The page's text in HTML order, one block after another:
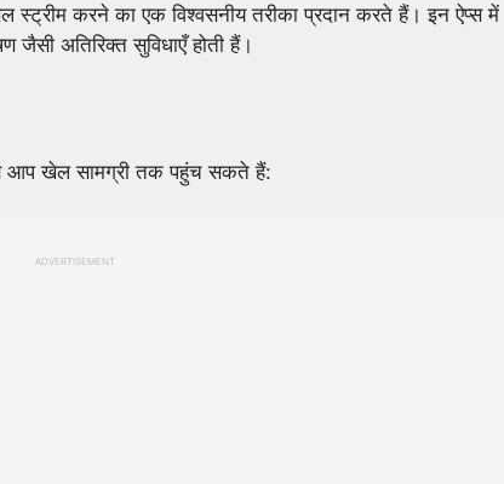
करने का एक विश्वसनीय तरीका प्रदान करते हैं। इन ऐप्स में
जैसी अतिरिक्त सुविधाएँ होती हैं।
आप खेल सामग्री तक पहुंच सकते हैं:
ADVERTISEMENT